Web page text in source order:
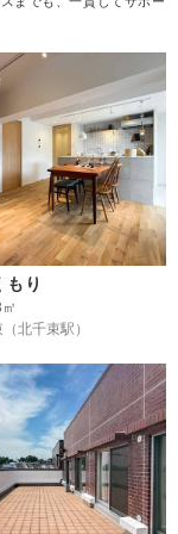
もり
（北千束駅）